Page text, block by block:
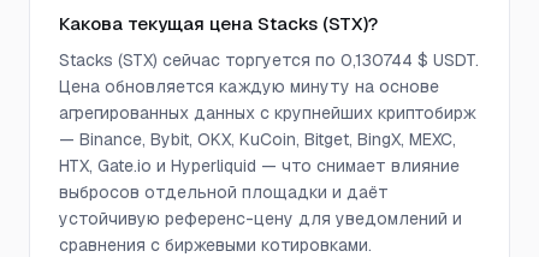
Какова текущая цена Stacks (STX)?
Stacks (STX) сейчас торгуется по 0,130744 $ USDT.
Цена обновляется каждую минуту на основе
агрегированных данных с крупнейших криптобирж
— Binance, Bybit, OKX, KuCoin, Bitget, BingX, MEXC,
HTX, Gate.io и Hyperliquid — что снимает влияние
выбросов отдельной площадки и даёт
устойчивую референс-цену для уведомлений и
сравнения с биржевыми котировками.